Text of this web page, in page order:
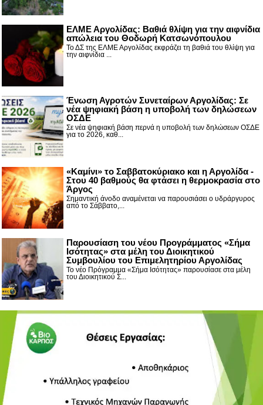
ΕΛΜΕ Αργολίδας: Βαθιά θλίψη για την αιφνίδια
απώλεια του Θοδωρή Κατσωνόπουλου
Το ΔΣ της ΕΛΜΕ Αργολίδας εκφράζει τη βαθιά του θλίψη για
την αιφνίδια ...
Ένωση Αγροτών Συνεταίρων Αργολίδας: Σε
νέα ψηφιακή βάση η υποβολή των δηλώσεων
ΟΣΔΕ
Σε νέα ψηφιακή βάση περνά η υποβολή των δηλώσεων ΟΣΔΕ
για το 2026, καθ...
«Καμίνι» το Σαββατοκύριακο και η Αργολίδα -
Στου 40 βαθμούς θα φτάσει η θερμοκρασία στο
Άργος
Σημαντική άνοδο αναμένεται να παρουσιάσει ο υδράργυρος
από το Σάββατο,...
Παρουσίαση του νέου Προγράμματος «Σήμα
Ισότητας» στα μέλη του Διοικητικού
Συμβουλίου του Επιμελητηρίου Αργολίδας
Το νέο Πρόγραμμα «Σήμα Ισότητας» παρουσίασε στα μέλη
του Διοικητικού Σ...